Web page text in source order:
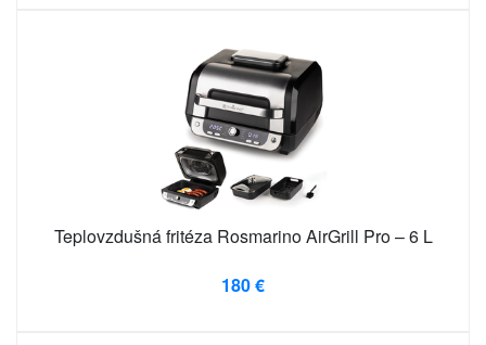
Teplovzdušná fritéza Rosmarino AirGrill Pro – 6 L
180 €